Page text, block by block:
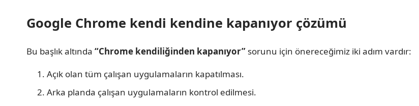
Google Chrome kendi kendine kapanıyor çözümü
Bu başlık altında “Chrome kendiliğinden kapanıyor” sorunu için önereceğimiz iki adım vardır:
Açık olan tüm çalışan uygulamaların kapatılması.
Arka planda çalışan uygulamaların kontrol edilmesi.